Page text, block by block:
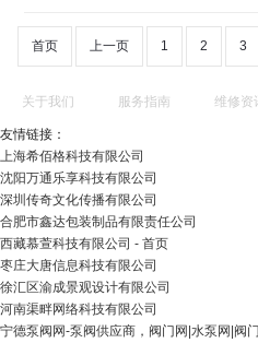
首页 上一页 1 2 3
关于我们 服务指南 维修资
友情链接：
上海希佰格科技有限公司
沈阳万通乐享科技有限公司
深圳传奇文化传播有限公司
合肥市鑫达包装制品有限责任公司
西藏慕萱科技有限公司 - 首页
枣庄大唐信息科技有限公司
徐汇区渝成景观设计有限公司
河南渠畔网络科技有限公司
宁德泵阀网-泵阀供应商，阀门网|水泵网|阀